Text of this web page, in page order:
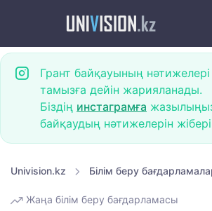
Грант байқауының нәтижелері
тамызға дейін жарияланады.
Біздің инстаграмға
байқаудың нәтижелерін
Univision.kz Білім беру
Жаңа білім беру бағдарламасы